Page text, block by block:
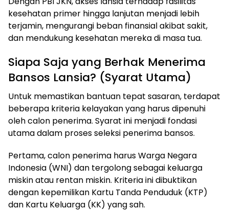
kesehatan primer hingga lanjutan menjadi lebih
terjamin, mengurangi beban finansial akibat sakit,
dan mendukung kesehatan mereka di masa tua.
Siapa Saja yang Berhak Menerima
Bansos Lansia? (Syarat Utama)
Untuk memastikan bantuan tepat sasaran, terdapat
beberapa kriteria kelayakan yang harus dipenuhi
oleh calon penerima. Syarat ini menjadi fondasi
utama dalam proses seleksi penerima bansos.
Pertama, calon penerima harus Warga Negara
Indonesia (WNI) dan tergolong sebagai keluarga
miskin atau rentan miskin. Kriteria ini dibuktikan
dengan kepemilikan Kartu Tanda Penduduk (KTP)
dan Kartu Keluarga (KK) yang sah.